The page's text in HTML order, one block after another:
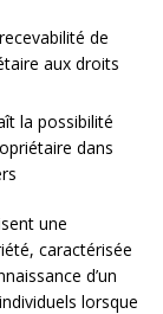
de
aux droits
la possibilité
dans
une
caractérisée
d’un
lorsque